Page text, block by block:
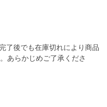
了後でも在庫切れにより商品
あらかじめご了承くださ